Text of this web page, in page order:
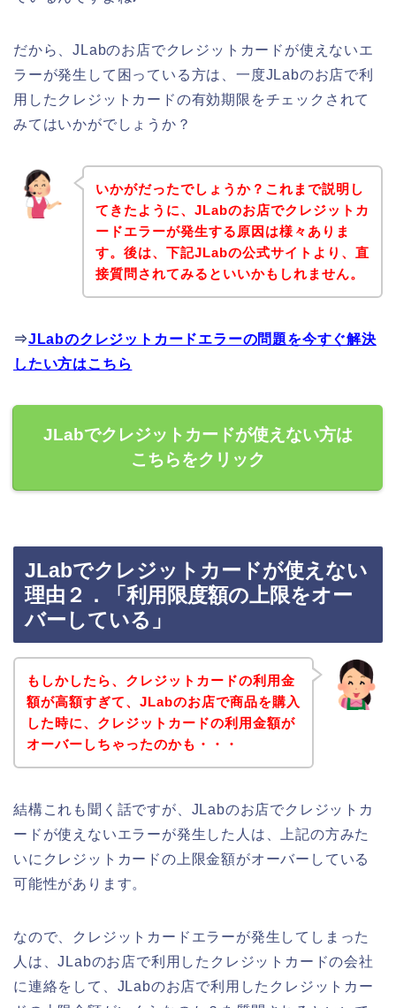
だから、JLabのお店でクレジットカードが使えないエ
ラーが発生して困っている方は、一度JLabのお店で利
用したクレジットカードの有効期限をチェックされて
みてはいかがでしょうか？
いかがだったでしょうか？これまで説明し
てきたように、JLabのお店でクレジットカ
ードエラーが発生する原因は様々ありま
す。後は、下記JLabの公式サイトより、直
接質問されてみるといいかもしれません。
⇒JLabのクレジットカードエラーの問題を今すぐ解決
したい方はこちら
JLabでクレジットカードが使えない方は
こちらをクリック
JLabでクレジットカードが使えない
理由２．「利用限度額の上限をオー
バーしている」
もしかしたら、クレジットカードの利用金
額が高額すぎて、JLabのお店で商品を購入
した時に、クレジットカードの利用金額が
オーバーしちゃったのかも・・・
結構これも聞く話ですが、JLabのお店でクレジットカ
ードが使えないエラーが発生した人は、上記の方みた
いにクレジットカードの上限金額がオーバーしている
可能性があります。
なので、クレジットカードエラーが発生してしまった
人は、JLabのお店で利用したクレジットカードの会社
に連絡をして、JLabのお店で利用したクレジットカー